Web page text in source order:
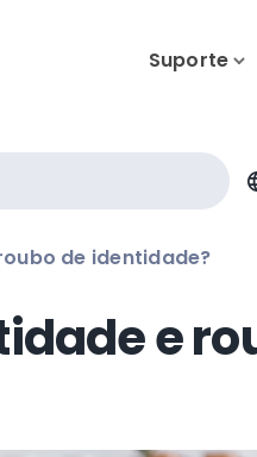
Suporte
de identidade?
e